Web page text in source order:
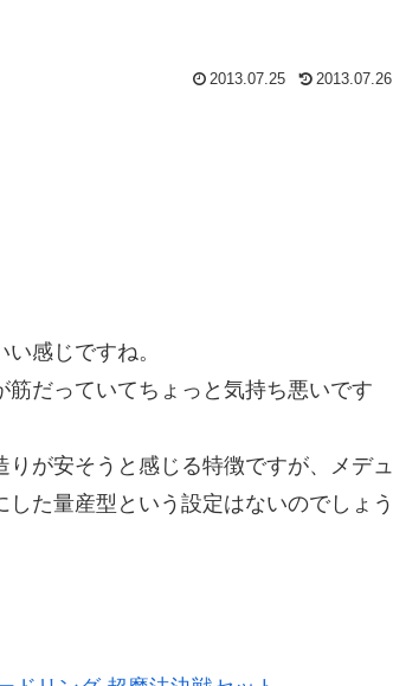
2013.07.25 2013.07.26
感じですね。
だっていてちょっと気持ち悪いです
が安そうと感じる特徴ですが、メデュ
た量産型という設定はないのでしょう